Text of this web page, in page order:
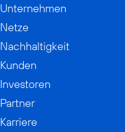
Unternehmen
Netze
Nachhaltigkeit
Kunden
Investoren
Partner
Karriere